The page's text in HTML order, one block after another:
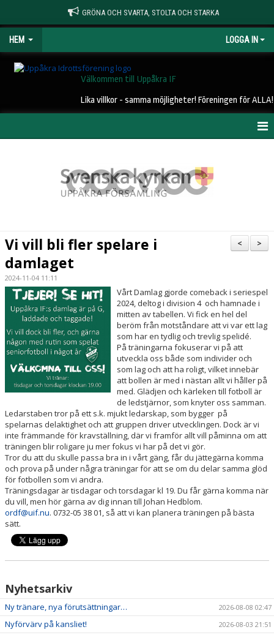
GRÖNA OCH SVARTA, STOLTA OCH STARKA
HEM LOGGA IN
Välkommen till Uppåkra IF
Lika villkor - samma möjligheter! Föreningen för ALLA!
STYRELSE
LEDARE
KALENDER
MATCHER
DOKUMENT
KLUBBSHOP
ARR-/ EVENEMANG
VÄRDEGRUND / ALDRIG ENSAM
SPELARTRUPPEN
PARTNERS
>
<
Vi vill bli fler spelare i
damlaget
2024-11-04 11:11
Vårt Damlag gjorde comeback i seriespel
2024, deltog i division 4 och hamnade i
mitten av tabellen. Vi fick en hel del
beröm från motståndare att vi var ett lag
som har en tydlig och trevlig spelidé.
På träningarna fokuserar vi på att
utveckla oss både som individer och
som lag och att ha roligt, vilket innebär
att bollen är med i nästan allt vi håller på
med. Glädjen och kärleken till fotboll är
de ledstjärnor, som knyter oss samman.
Ledarstaben tror på ett s.k. mjukt ledarskap, som bygger på
spelarnas delaktighet och att gruppen driver utvecklingen. Dock är vi
inte främmande för kravställning, där vi framför allt vill påminna om att
träningen blir roligare ju mer fokus vi har på det vi gör.
Tror du att du skulle passa bra in i vårt gäng, får du jättegärna komma
och prova på under några träningar för att se om du delar samma glöd
för fotbollen som vi andra.
Träningsdagar är tisdagar och torsdagar kl 19. Du får gärna komma när
du vill, men hör gärna av dig innan till Johan Hedblom.
ordf@uif.nu. 0732-05 38 01, så att vi kan planera träningen på bästa
sätt.
Nyhetsarkiv
Ny tränare, nya förutsättningar… 2026-08-08 02:47
Nyförvärv på kansliet! 2026-08-03 21:51